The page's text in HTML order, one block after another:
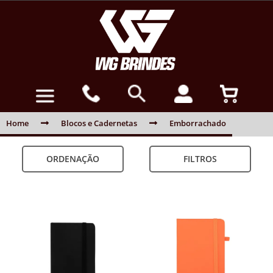
Home Blocos e Cadernetas Emborrachado
ORDENAÇÃO FILTROS